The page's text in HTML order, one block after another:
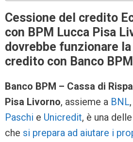
Cessione del credito
con BPM Lucca Pisa
dovrebbe funzionare la
credito con Banco
Banco BPM – Cassa di
Pisa Livorno, assieme a BNL,
Paschi e Unicredit, è una
che si prepara ad aiutare i